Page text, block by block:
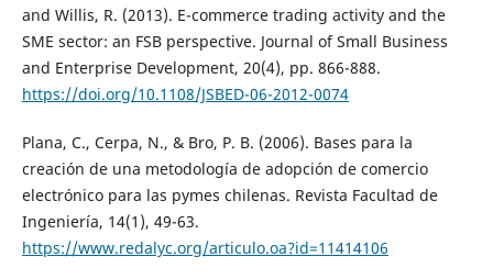
and Willis, R. (2013). E-commerce trading activity and the
SME sector: an FSB perspective. Journal of Small Business
and Enterprise Development, 20(4), pp. 866-888.
https://doi.org/10.1108/JSBED-06-2012-0074
Plana, C., Cerpa, N., & Bro, P. B. (2006). Bases para la
creación de una metodología de adopción de comercio
electrónico para las pymes chilenas. Revista Facultad de
Ingeniería, 14(1), 49-63.
https://www.redalyc.org/articulo.oa?id=11414106